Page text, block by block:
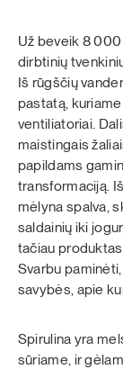
Už beveik 8 000
dirbtinių
Iš rūgščių
pastatą,
ventiliatoriai.
maistingais
papildams
transformaciją.
mėlyna spalva,
saldainių iki
tačiau
Svarbu
savybės, apie
Spirulina yra
sūriame, ir